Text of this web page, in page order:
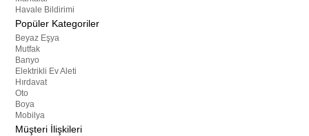
Havale Bildirimi
Popüler Kategoriler
Beyaz Eşya
Mutfak
Banyo
Elektrikli Ev Aleti
Hırdavat
Oto
Boya
Mobilya
Müşteri İlişkileri